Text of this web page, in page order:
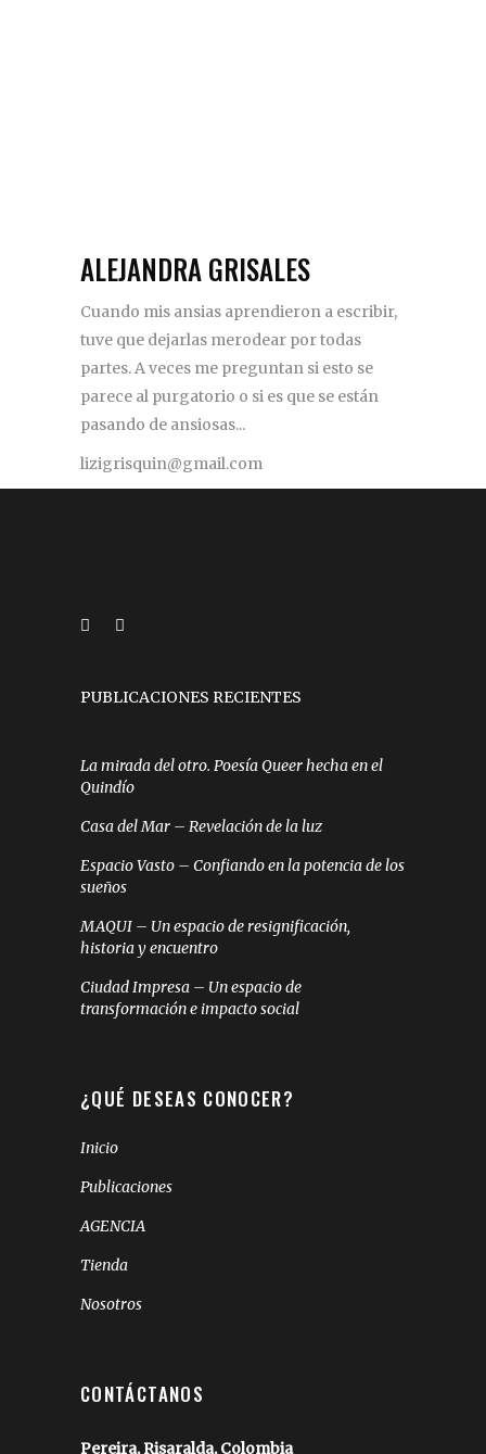
ALEJANDRA GRISALES
Cuando mis ansias aprendieron a escribir,
tuve que dejarlas merodear por todas
partes. A veces me preguntan si esto se
parece al purgatorio o si es que se están
pasando de ansiosas...
lizigrisquin@gmail.com
PUBLICACIONES RECIENTES
La mirada del otro. Poesía Queer hecha en el
Quindío
Casa del Mar – Revelación de la luz
Espacio Vasto – Confiando en la potencia de los
sueños
MAQUI – Un espacio de resignificación,
historia y encuentro
Ciudad Impresa – Un espacio de
transformación e impacto social
¿QUÉ DESEAS CONOCER?
Inicio
Publicaciones
AGENCIA
Tienda
Nosotros
CONTÁCTANOS
Pereira, Risaralda, Colombia